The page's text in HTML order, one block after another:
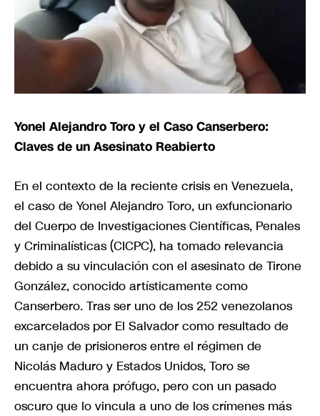
Yonel Alejandro Toro y el Caso Canserbero:
Claves de un Asesinato Reabierto
En el contexto de la reciente crisis en Venezuela,
el caso de Yonel Alejandro Toro, un exfuncionario
del Cuerpo de Investigaciones Científicas, Penales
y Criminalísticas (CICPC), ha tomado relevancia
debido a su vinculación con el asesinato de Tirone
González, conocido artísticamente como
Canserbero. Tras ser uno de los 252 venezolanos
excarcelados por El Salvador como resultado de
un canje de prisioneros entre el régimen de
Nicolás Maduro y Estados Unidos, Toro se
encuentra ahora prófugo, pero con un pasado
oscuro que lo vincula a uno de los crímenes más